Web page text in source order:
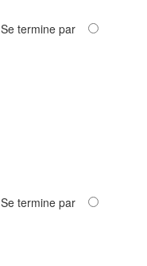
Se termine par
Se termine par